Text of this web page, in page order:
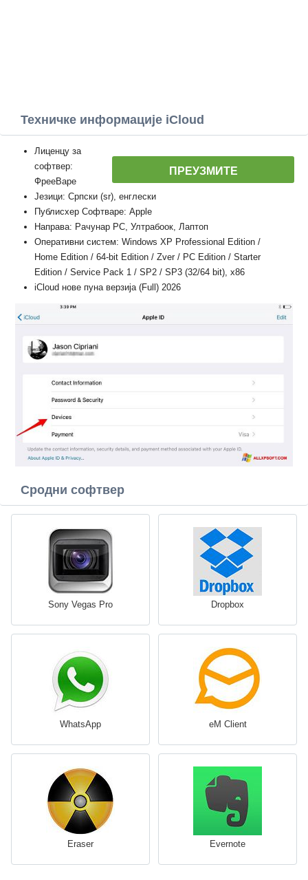
Техничке информације iCloud
ПРЕУЗМИТЕ
Лиценцу за
софтвер:
ФрееВаре
Језици: Српски (sr), енглески
Публисхер Софтваре: Apple
Направа: Рачунар PC, Ултрабоок, Лаптоп
Оперативни систем: Windows XP Professional Edition /
Home Edition / 64-bit Edition / Zver / PC Edition / Starter
Edition / Service Pack 1 / SP2 / SP3 (32/64 bit), x86
iCloud нове пуна верзија (Full) 2026
Сродни софтвер
Sony Vegas Pro Dropbox
WhatsApp eM Client
Eraser Evernote